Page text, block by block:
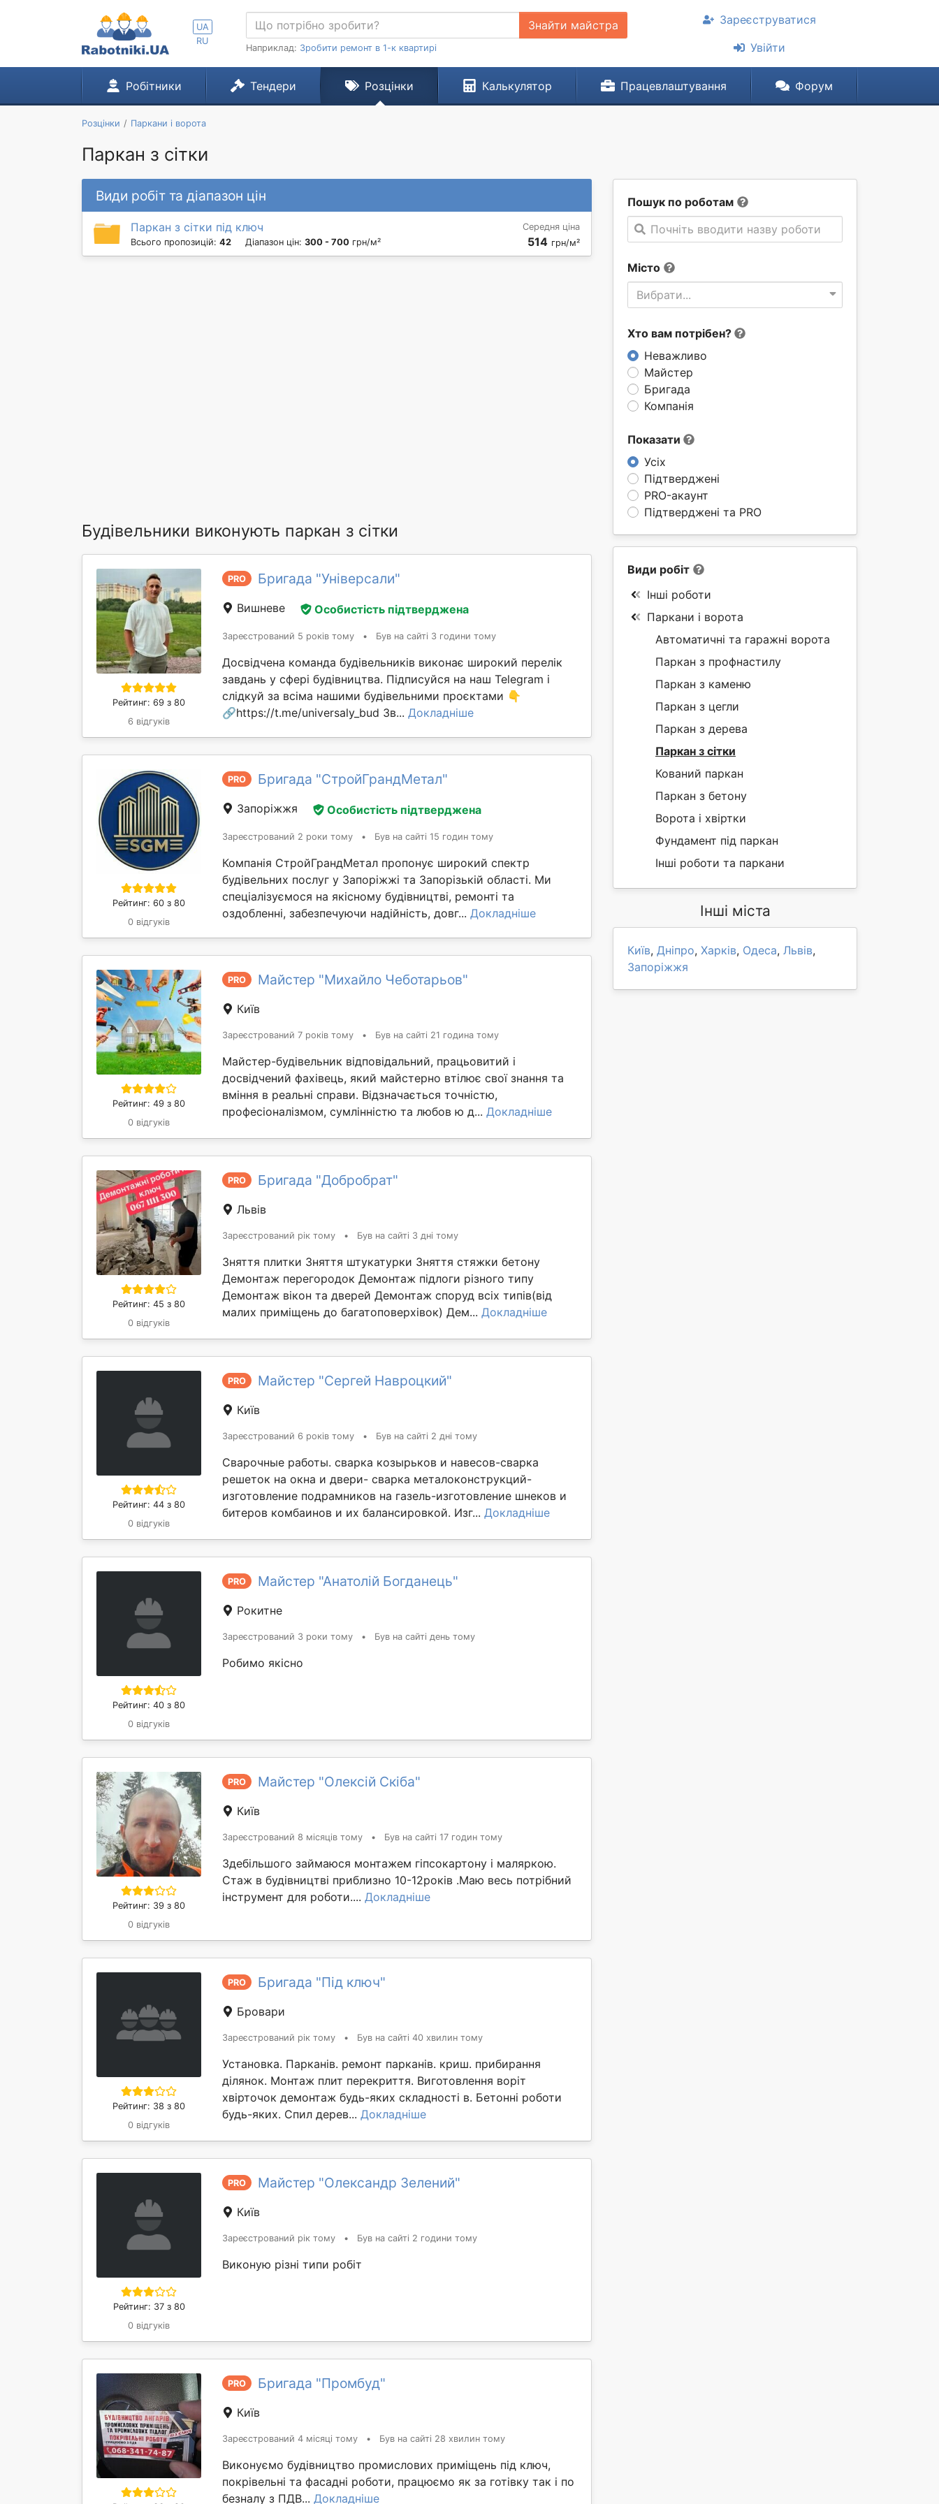
UA
RU
Знайти майстра
Наприклад: Зробити ремонт в 1-к квартирі
Зареєструватися
Увійти
Робітники Тендери Розцінки Калькулятор Працевлаштування Форум
Розцінки Паркани і ворота
Паркан з сітки
Пошук по роботам
Почніть вводити назву роботи
Місто
Вибрати...
Хто вам потрібен?
Неважливо
Майстер
Бригада
Компанія
Показати
Усіх
Підтверджені
PRO-акаунт
Підтверджені та PRO
Види робіт та діапазон цін
Паркан з сітки під ключ
Всього пропозицій: 42 Діапазон цін: 300 - 700 грн/м²
Середня ціна
514 грн/м²
Будівельники виконують паркан з сітки
Рейтинг: 69 з 80
6 відгуків
PRO Бригада "Універсали"
Вишневе Особистість підтверджена
Зареєстрований 5 років тому • Був на сайті 3 години тому
Досвідчена команда будівельників виконає широкий перелік
завдань у сфері будівництва. Підписуйся на наш Telegram і
слідкуй за всіма нашими будівельними проєктами 👇
🔗https://t.me/universaly_bud Зв... Докладніше
Рейтинг: 60 з 80
0 відгуків
PRO Бригада "СтройГрандМетал"
Запоріжжя Особистість підтверджена
Зареєстрований 2 роки тому • Був на сайті 15 годин тому
Компанія СтройГрандМетал пропонує широкий спектр
будівельних послуг у Запоріжжі та Запорізькій області. Ми
спеціалізуємося на якісному будівництві, ремонті та
оздобленні, забезпечуючи надійність, довг... Докладніше
Рейтинг: 49 з 80
0 відгуків
PRO Майстер "Михайло Чеботарьов"
Київ
Зареєстрований 7 років тому • Був на сайті 21 година тому
Майстер-будівельник відповідальний, працьовитий і
досвідчений фахівець, який майстерно втілює свої знання та
вміння в реальні справи. Відзначається точністю,
професіоналізмом, сумлінністю та любов ю д... Докладніше
Рейтинг: 45 з 80
0 відгуків
PRO Бригада "Добробрат"
Львів
Зареєстрований рік тому • Був на сайті 3 дні тому
Зняття плитки Зняття штукатурки Зняття стяжки бетону
Демонтаж перегородок Демонтаж підлоги різного типу
Демонтаж вікон та дверей Демонтаж споруд всіх типів(від
малих приміщень до багатоповерхівок) Дем... Докладніше
Рейтинг: 44 з 80
0 відгуків
PRO Майстер "Сергей Навроцкий"
Київ
Зареєстрований 6 років тому • Був на сайті 2 дні тому
Сварочные работы. сварка козырьков и навесов-сварка
решеток на окна и двери- сварка металоконструкций-
изготовление подрамников на газель-изготовление шнеков и
битеров комбаинов и их балансировкой. Изг... Докладніше
Рейтинг: 40 з 80
0 відгуків
PRO Майстер "Анатолій Богданець"
Рокитне
Зареєстрований 3 роки тому • Був на сайті день тому
Робимо якісно
Рейтинг: 39 з 80
0 відгуків
PRO Майстер "Олексій Скіба"
Київ
Зареєстрований 8 місяців тому • Був на сайті 17 годин тому
Здебільшого займаюся монтажем гіпсокартону і маляркою.
Стаж в будівництві приблизно 10-12років .Маю весь потрібний
інструмент для роботи.... Докладніше
Рейтинг: 38 з 80
0 відгуків
PRO Бригада "Під ключ"
Бровари
Зареєстрований рік тому • Був на сайті 40 хвилин тому
Установка. Парканів. ремонт парканів. криш. прибирання
ділянок. Монтаж плит перекриття. Виготовлення воріт
хвірточок демонтаж будь-яких складності в. Бетонні роботи
будь-яких. Спил дерев... Докладніше
Рейтинг: 37 з 80
0 відгуків
PRO Майстер "Олександр Зелений"
Київ
Зареєстрований рік тому • Був на сайті 2 години тому
Виконую різні типи робіт
PRO Бригада "Промбуд"
Київ
Зареєстрований 4 місяці тому • Був на сайті 28 хвилин тому
Виконуємо будівництво промислових приміщень під ключ,
покрівельні та фасадні роботи, працюємо як за готівку так і по
безналу з ПДВ... Докладніше
Види робіт
Інші роботи
Паркани і ворота
Автоматичні та гаражні ворота
Паркан з профнастилу
Паркан з каменю
Паркан з цегли
Паркан з дерева
Паркан з сітки
Кований паркан
Паркан з бетону
Ворота і хвіртки
Фундамент під паркан
Інші роботи та паркани
Інші міста
Київ, Дніпро, Харків, Одеса, Львів,
Запоріжжя